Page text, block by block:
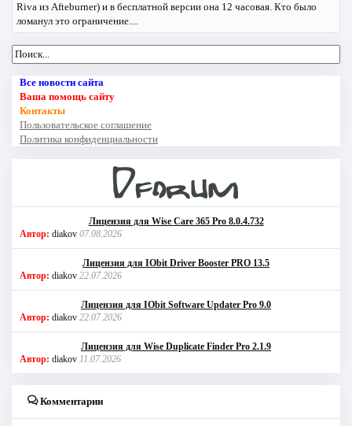
Riva из Afteburner) и в бесплатной версии она 12 часовая. Кто было
ломанул это ограничение....
Все новости сайта
Ваша помощь сайту
Контакты
Пользовательское соглашение
Политика конфиденциальности
Лицензия для Wise Care 365 Pro 8.0.4.732
Автор: diakov 07.08.2026
Лицензия для IObit Driver Booster PRO 13.5
Автор: diakov 22.07.2026
Лицензия для IObit Software Updater Pro 9.0
Автор: diakov 22.07.2026
Лицензия для Wise Duplicate Finder Pro 2.1.9
Автор: diakov 11.07.2026
Комментарии